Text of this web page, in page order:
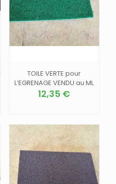
TOILE VERTE pour
L’EGRENAGE VENDU au ML
12,35 €